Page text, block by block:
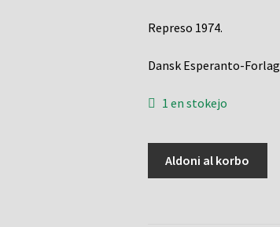
Represo 1974.
Dansk Esperanto-Forlag
1 en stokejo
Aldoni al korbo